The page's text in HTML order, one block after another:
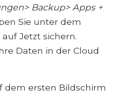
Backup> Apps +
Sie unter dem
Jetzt sichern.
Daten in der Cloud
dem ersten Bildschirm